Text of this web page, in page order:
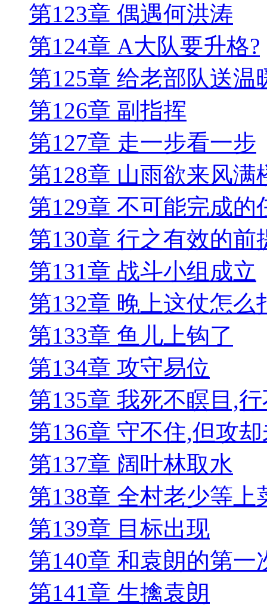
第123章 偶遇何洪涛
第124章 A大队要升格?
第125章 给老部队送温
第126章 副指挥
第127章 走一步看一步
第128章 山雨欲来风满
第129章 不可能完成的
第130章 行之有效的前
第131章 战斗小组成立
第132章 晚上这仗怎么
第133章 鱼儿上钩了
第134章 攻守易位
第135章 我死不瞑目,行
第136章 守不住,但攻
第137章 阔叶林取水
第138章 全村老少等上
第139章 目标出现
第140章 和袁朗的第一
第141章 生擒袁朗